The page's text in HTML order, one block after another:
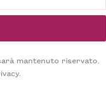
mantenuto riservato.